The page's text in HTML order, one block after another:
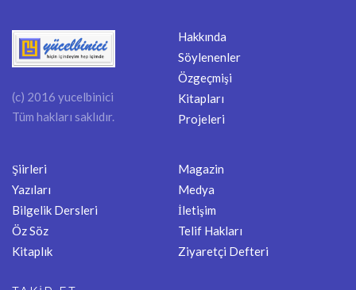
(c) 2016 yucelbinici
Tüm hakları saklıdır.
Hakkında
Söylenenler
Özgeçmişi
Kitapları
Projeleri
Şiirleri
Yazıları
Bilgelik Dersleri
Öz Söz
Kitaplık
Magazin
Medya
İletişim
Telif Hakları
Ziyaretçi Defteri